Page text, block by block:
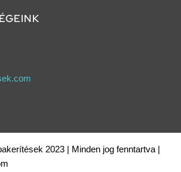
2023 | Minden jog fenntartva |